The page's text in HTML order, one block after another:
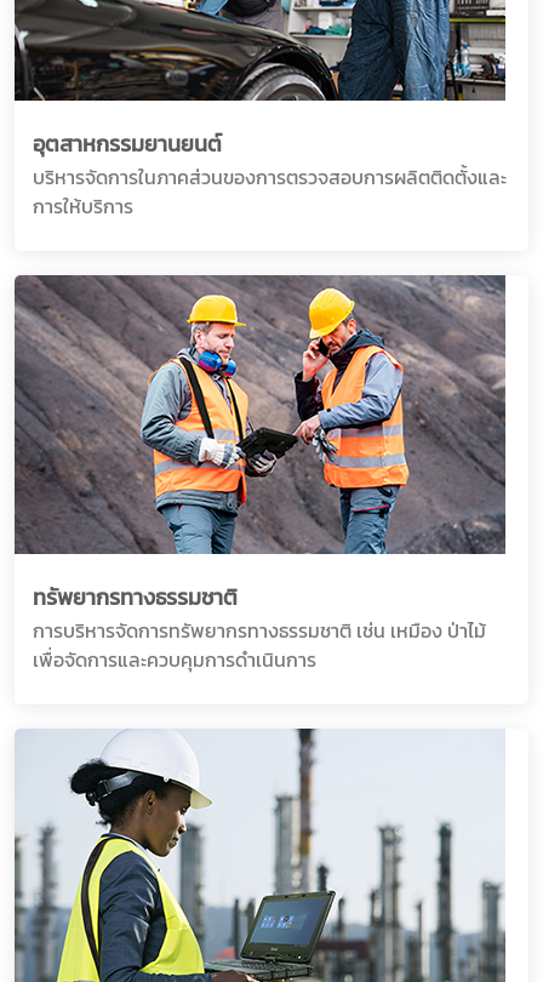
อุตสาหกรรมยานยนต์
บริหารจัดการในภาคส่วนของการตรวจสอบการผลิตติดตั้งและ
การให้บริการ
ทรัพยากรทางธรรมชาติ
การบริหารจัดการทรัพยากรทางธรรมชาติ เช่น เหมือง ป่าไม้
เพื่อจัดการและควบคุมการดำเนินการ